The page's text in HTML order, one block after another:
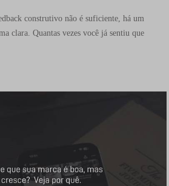
construtivo não é suficiente, há um
clara. Quantas vezes você já sentiu que